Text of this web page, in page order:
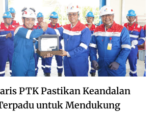
PTK Pastikan Keandalan
untuk Mendukung